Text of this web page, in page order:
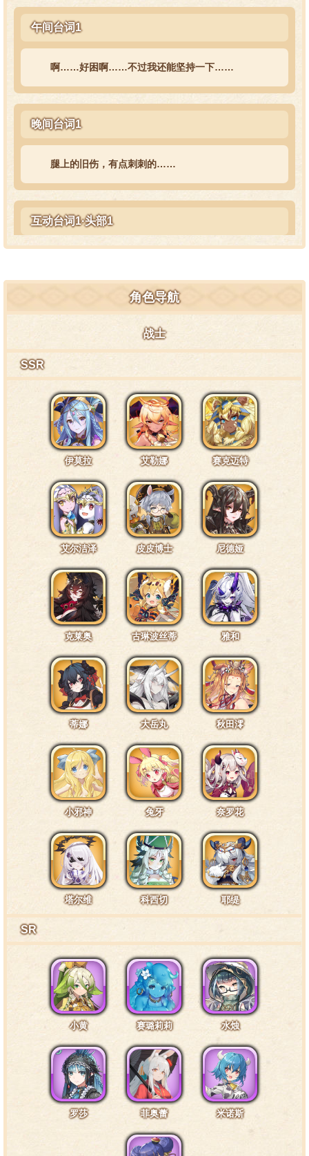
午间台词1
啊……好困啊……不过我还能坚持一下……
晚间台词1
腿上的旧伤，有点刺刺的……
互动台词1·头部1
互动台词2·胸部1
你等下，你干嘛，你再乱来我就跑路咯！
互动台词3·腿部1
请别碰我的腿！有伤，会痛！
互动台词4·通常1
我的坐骑？！谁说骑士就一定要有坐骑啦！
互动台词5·通常2
不要突然吓我啦！干嘛啦！
特训1阶段台词1·头部2
这顶头盔见证了我所有的战斗！
特训1阶段台词2·胸部2
这个包包里都是撤退时可以用到的宝贝！
特训1阶段台词3·腿部2
痛……
特训1阶段台词4·通常3
我还是……恐高……
特训1阶段台词5·通常4
我的块头要是能和团长一样就好了。
角色导航
战士
SSR
伊莫拉 艾勒娜 赛克迈特
艾尔洁泽 皮皮博士 尼德娅
克莱奥 古琳波丝蒂 雅和
蒂娜 大岳丸 秋田澪
小邪神 兔牙 奈罗花
塔尔维 科西切 耶缇
SR
小黄 赛璐莉莉 水烛
罗莎 菲奥蕾 米诺斯